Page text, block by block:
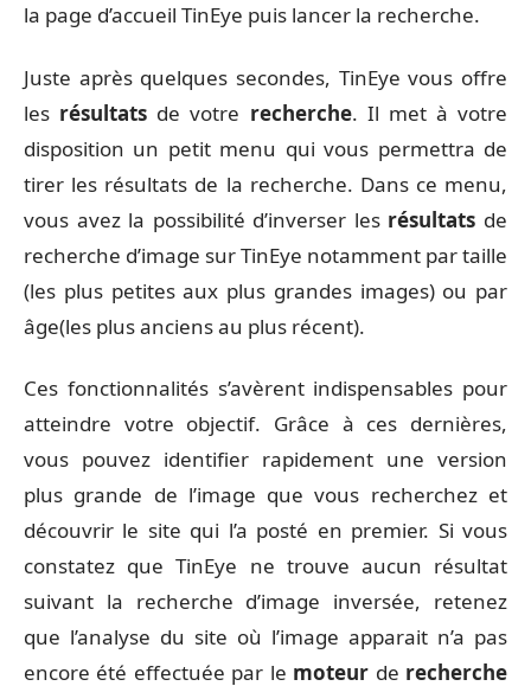
la page d’accueil TinEye puis lancer la recherche.
Juste après quelques secondes, TinEye vous offre
les résultats de votre recherche. Il met à votre
disposition un petit menu qui vous permettra de
tirer les résultats de la recherche. Dans ce menu,
vous avez la possibilité d’inverser les résultats de
recherche d’image sur TinEye notamment par taille
(les plus petites aux plus grandes images) ou par
âge(les plus anciens au plus récent).
Ces fonctionnalités s’avèrent indispensables pour
atteindre votre objectif. Grâce à ces dernières,
vous pouvez identifier rapidement une version
plus grande de l’image que vous recherchez et
découvrir le site qui l’a posté en premier. Si vous
constatez que TinEye ne trouve aucun résultat
suivant la recherche d’image inversée, retenez
que l’analyse du site où l’image apparait n’a pas
encore été effectuée par le moteur de recherche